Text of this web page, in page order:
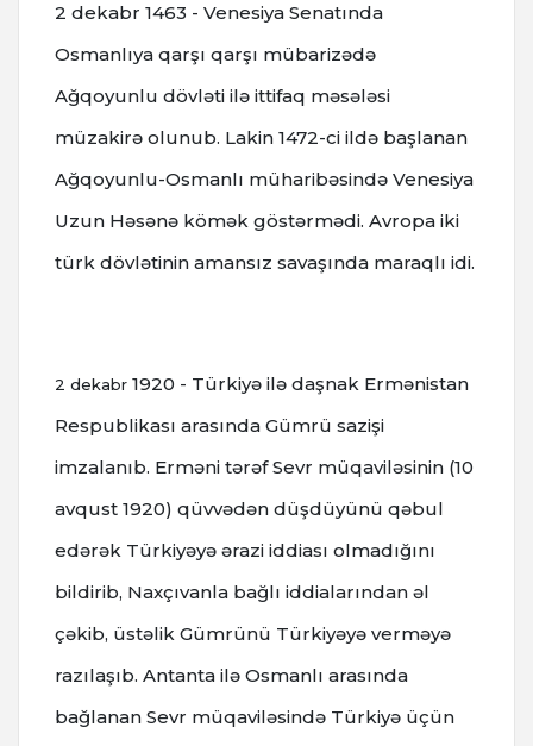
2 dekabr 1463 - Venesiya Senatında
Osmanlıya qarşı qarşı mübarizədə
Ağqoyunlu dövləti ilə ittifaq məsələsi
müzakirə olunub. Lakin 1472-ci ildə başlanan
Ağqoyunlu-Osmanlı müharibəsində Venesiya
Uzun Həsənə kömək göstərmədi. Avropa iki
türk dövlətinin amansız savaşında maraqlı idi.
2 dekabr 1920 - Türkiyə ilə daşnak Ermənistan
Respublikası arasında Gümrü sazişi
imzalanıb. Erməni tərəf Sevr müqaviləsinin (10
avqust 1920) qüvvədən düşdüyünü qəbul
edərək Türkiyəyə ərazi iddiası olmadığını
bildirib, Naxçıvanla bağlı iddialarından əl
çəkib, üstəlik Gümrünü Türkiyəyə verməyə
razılaşıb. Antanta ilə Osmanlı arasında
bağlanan Sevr müqaviləsində Türkiyə üçün